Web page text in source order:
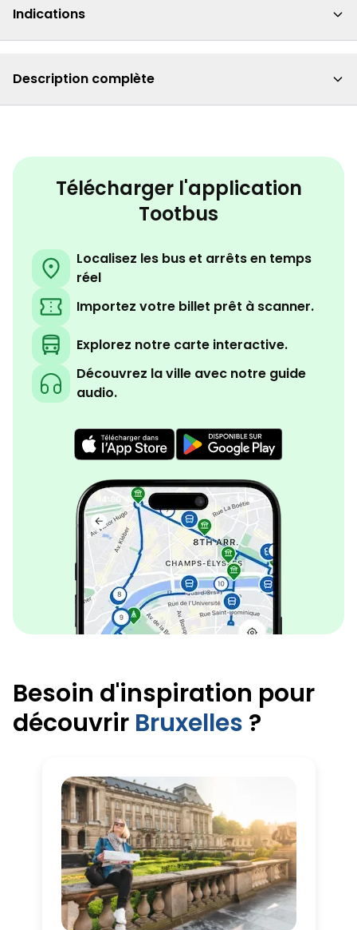
Indications
Description complète
Télécharger l'application
Tootbus
Localisez les bus et arrêts en temps
réel
Importez votre billet prêt à scanner.
Explorez notre carte interactive.
Découvrez la ville avec notre guide
audio.
Besoin d'inspiration pour
découvrir Bruxelles ?